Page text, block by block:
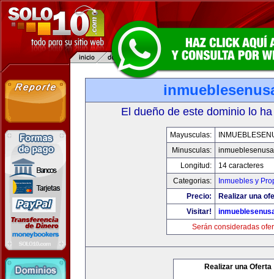
El dueño de este dominio lo
Mayusculas:
Minusculas:
Longitud:
14 caracteres
Categorias:
Inmuebles y
Precio:
Realizar una
Visitar!
Serán consideradas
Realizar una Oferta